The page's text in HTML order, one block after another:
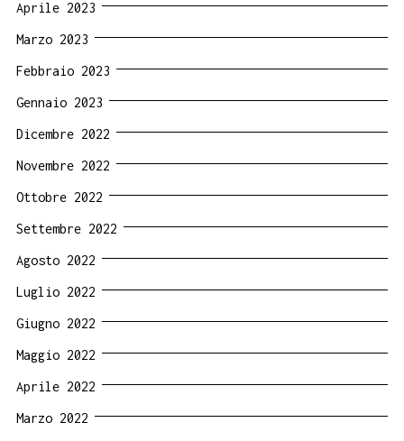
Aprile 2023
Marzo 2023
Febbraio 2023
Gennaio 2023
Dicembre 2022
Novembre 2022
Ottobre 2022
Settembre 2022
Agosto 2022
Luglio 2022
Giugno 2022
Maggio 2022
Aprile 2022
Marzo 2022